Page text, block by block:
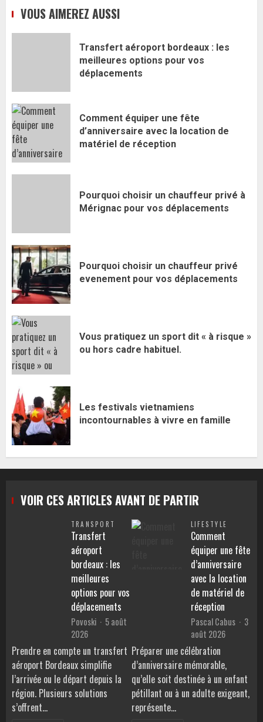
VOUS AIMEREZ AUSSI
Transfert aéroport bordeaux : les
meilleures options pour vos
déplacements
Comment équiper une fête
d’anniversaire avec la location de
matériel de réception
Pourquoi choisir un chauffeur privé à
Mérignac pour vos déplacements
Pourquoi choisir un chauffeur privé
evenement pour vos déplacements
Vous pratiquez un sport dit « à risque »
ou hors cadre habituel.
Les festivals vietnamiens
incontournables à vivre en famille
VOIR CES ARTICLES AVANT DE PARTIR
TRANSPORT
Transfert
aéroport
bordeaux : les
meilleures
options pour vos
déplacements
Povoski
5 août
2026
Prendre en compte un transfert
aéroport Bordeaux simplifie
l’arrivée ou le départ depuis la
région. Plusieurs solutions
s’offrent…
LIFESTYLE
Comment
équiper une fête
d’anniversaire
avec la location
de matériel de
réception
Pascal Cabus
3
août 2026
Préparer une célébration
d’anniversaire mémorable,
qu’elle soit destinée à un enfant
pétillant ou à un adulte exigeant,
représente…